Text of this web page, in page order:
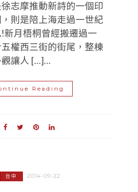
志摩推動新詩的一個印
則是陪上海走過一世紀
新月梧桐曾經搬遷過一
權西三街的街尾，整棟
觀讓人 […]…
Reading
台中 2014-09-22